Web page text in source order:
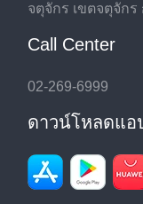
จตุจักร เขตจตุจักร
Call Center
02-269-6999
ดาวน์โหลดแอ